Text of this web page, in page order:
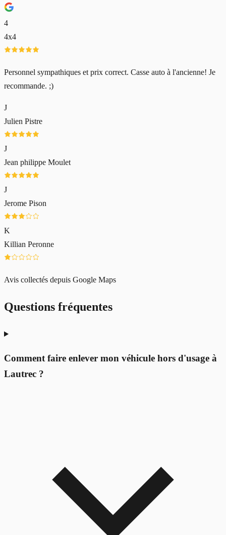
4
4x4
Personnel sympathiques et prix correct. Casse auto à l'ancienne! Je
recommande. ;)
J
Julien Pistre
J
Jean philippe Moulet
J
Jerome Pison
K
Killian Peronne
Avis collectés depuis Google Maps
Questions fréquentes
Comment faire enlever mon véhicule hors d'usage à
Lautrec ?